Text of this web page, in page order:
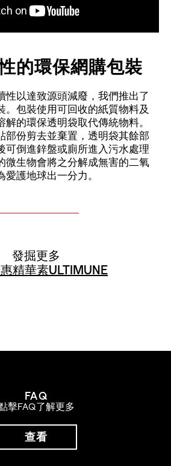
的環保網購包裝
性以達致源頭減廢，我們推出了
。包裝使用可回收的紙質物料及
解的環保透明袋取代傳統物料。
部份剪去並棄置，透明袋其餘部
可倒進鋅盤或廁所進入污水處理
微生物會將之分解成無害的二氧
愛護地球出一分力。
發掘更多
精華素ULTIMUNE
FAQ
擊FAQ了解更多
查看